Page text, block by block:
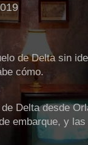
de Delta sin
cómo.
Delta desde
embarque, y